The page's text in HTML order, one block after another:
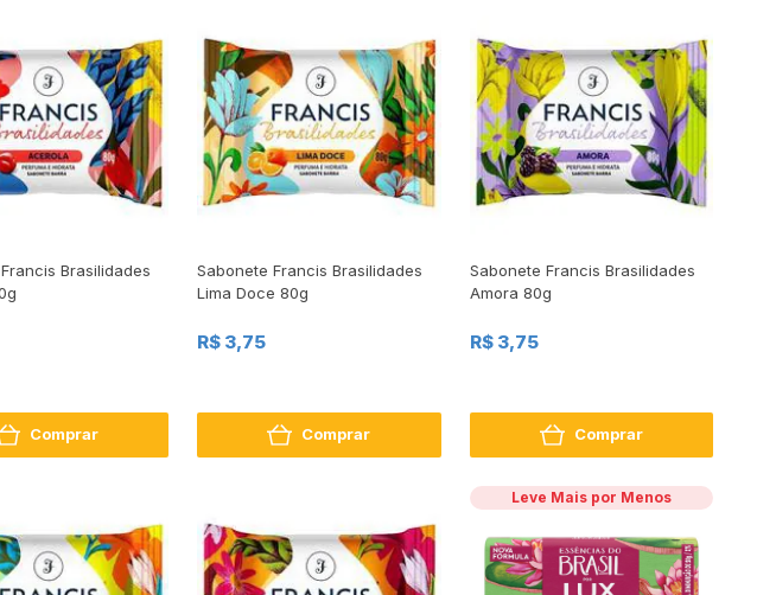
Brasilidades
Comprar
Sabonete Francis Brasilidades
Lima Doce 80g
R$ 3,75
Comprar
Sabonete Francis Brasilidades
Amora 80g
R$ 3,75
Comprar
Leve Mais por Menos